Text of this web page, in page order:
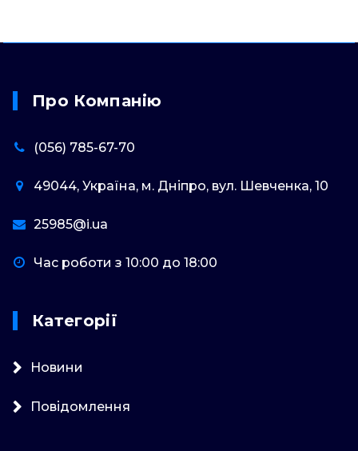
Про Компанію
(056) 785-67-70
49044, Україна, м. Дніпро, вул. Шевченка, 10
25985@i.ua
Час роботи з 10:00 до 18:00
Категорії
Новини
Повідомлення